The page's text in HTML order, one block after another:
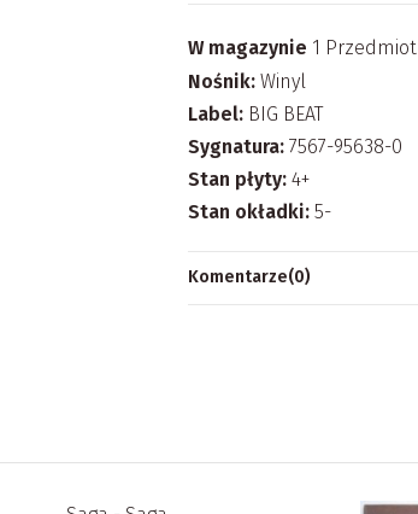
W magazynie 1 Przedmiot
Nośnik: Winyl
Label: BIG BEAT
Sygnatura: 7567-95638-0
Stan płyty: 4+
Stan okładki: 5-
Komentarze(0)